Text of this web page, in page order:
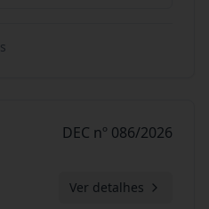
s
DEC nº 086/2026
Ver detalhes